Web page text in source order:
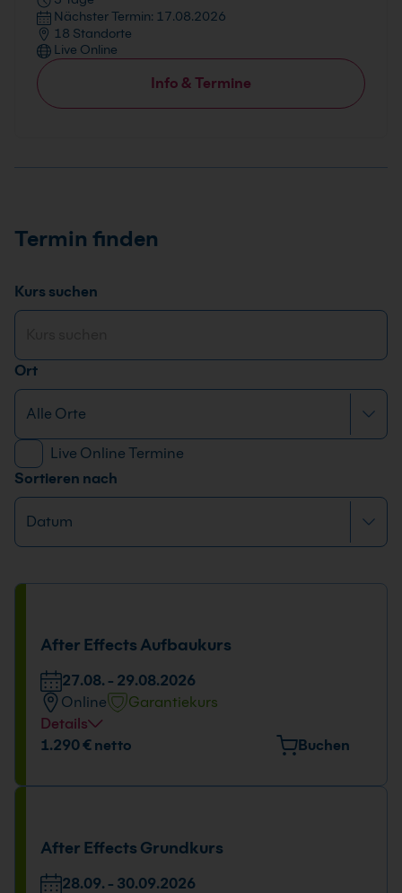
Nächster Termin: 17.08.2026
18 Standorte
Live Online
Info & Termine
Termin finden
Kurs suchen
Ort
Live Online Termine
Sortieren nach
After Effects Aufbaukurs
27.08. - 29.08.2026
Online
Garantiekurs
Details
Tage und Uhrzeit
1.290 € netto Buchen
After Effects Grundkurs
28.09. - 30.09.2026